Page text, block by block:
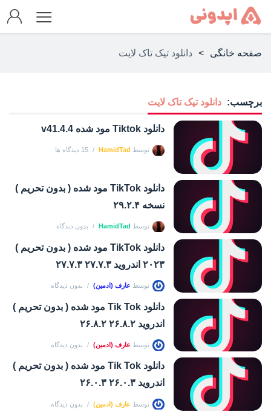
صفحه خانگی > دانلود تیک تاک لایت
برچسب: دانلود تیک تاک لایت
دانلود Tiktok مود شده v41.4.4
توسط HamidTad 15 دیدگاه ها
دانلود TikTok مود شده ( بدون تحریم )
نسخه ۲۹.۲.۴
توسط HamidTad بدون دیدگاه
دانلود TikTok مود شده ( بدون تحریم )
۲۰۲۳ اندروید ۲۷.۷.۳ ۲۷.۷.۳
توسط عارف (ادمین) بدون دیدگاه
دانلود Tik Tok مود شده ( بدون تحریم )
اندروید ۲۶.۸.۲ ۲۶.۸.۲
توسط عارف (ادمین) بدون دیدگاه
دانلود Tik Tok مود شده ( بدون تحریم )
اندروید ۲۶.۰.۳ ۲۶.۰.۳
توسط عارف (ادمین) بدون دیدگاه